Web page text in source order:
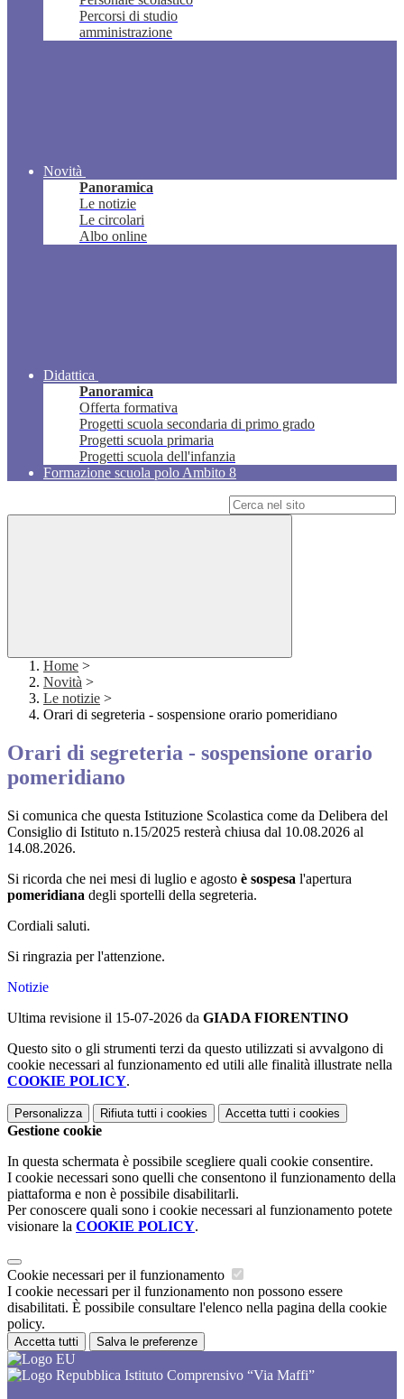
Percorsi di studio
amministrazione
Novità
Panoramica
Le notizie
Le circolari
Albo online
Didattica
Panoramica
Offerta formativa
Progetti scuola secondaria di primo grado
Progetti scuola primaria
Progetti scuola dell'infanzia
Formazione scuola polo Ambito 8
Home >
Novità >
Le notizie >
Orari di segreteria - sospensione orario pomeridiano
Orari di segreteria - sospensione orario
pomeridiano
Si comunica che questa Istituzione Scolastica come da Delibera del
Consiglio di Istituto n.15/2025 resterà chiusa dal 10.08.2026 al
14.08.2026.
Si ricorda che nei mesi di luglio e agosto è sospesa l'apertura
pomeridiana degli sportelli della segreteria.
Cordiali saluti.
Si ringrazia per l'attenzione.
Notizie
Ultima revisione il 15-07-2026 da GIADA FIORENTINO
Questo sito o gli strumenti terzi da questo utilizzati si avvalgono di
cookie necessari al funzionamento ed utili alle finalità illustrate nella
COOKIE POLICY.
Personalizza Rifiuta tutti i cookies Accetta tutti i cookies
Gestione cookie
In questa schermata è possibile scegliere quali cookie consentire.
I cookie necessari sono quelli che consentono il funzionamento della
piattaforma e non è possibile disabilitarli.
Per conoscere quali sono i cookie necessari al funzionamento potete
visionare la COOKIE POLICY.
Cookie necessari per il funzionamento
I cookie necessari per il funzionamento non possono essere
disabilitati. È possibile consultare l'elenco nella pagina della cookie
policy.
Accetta tutti Salva le preferenze
Istituto Comprensivo “Via Maffi”